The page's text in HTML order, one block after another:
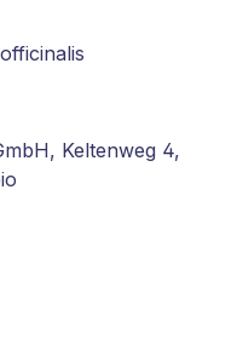
Keltenweg 4,